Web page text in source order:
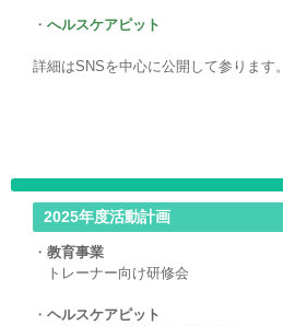
・ へルスケアピット
詳細はSNSを中心に公開して参ります。
2025年度活動計画
・ 教育事業
トレーナー向け研修会
・ ヘルスケアピット